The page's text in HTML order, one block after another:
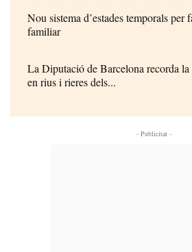
Nou sistema d’estades temporals
familiar
La Diputació de Barcelona recorda
en rius i rieres dels...
- Publicitat -